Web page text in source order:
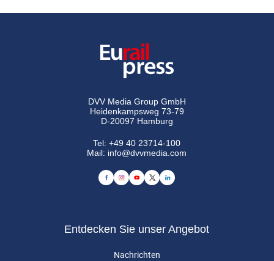
DVV Media Group GmbH
Heidenkampsweg 73-79
D-20097 Hamburg
Tel:+49 40 23714-100
Mail: info@dvvmedia.com
Entdecken Sie unser Angebot
Nachrichten